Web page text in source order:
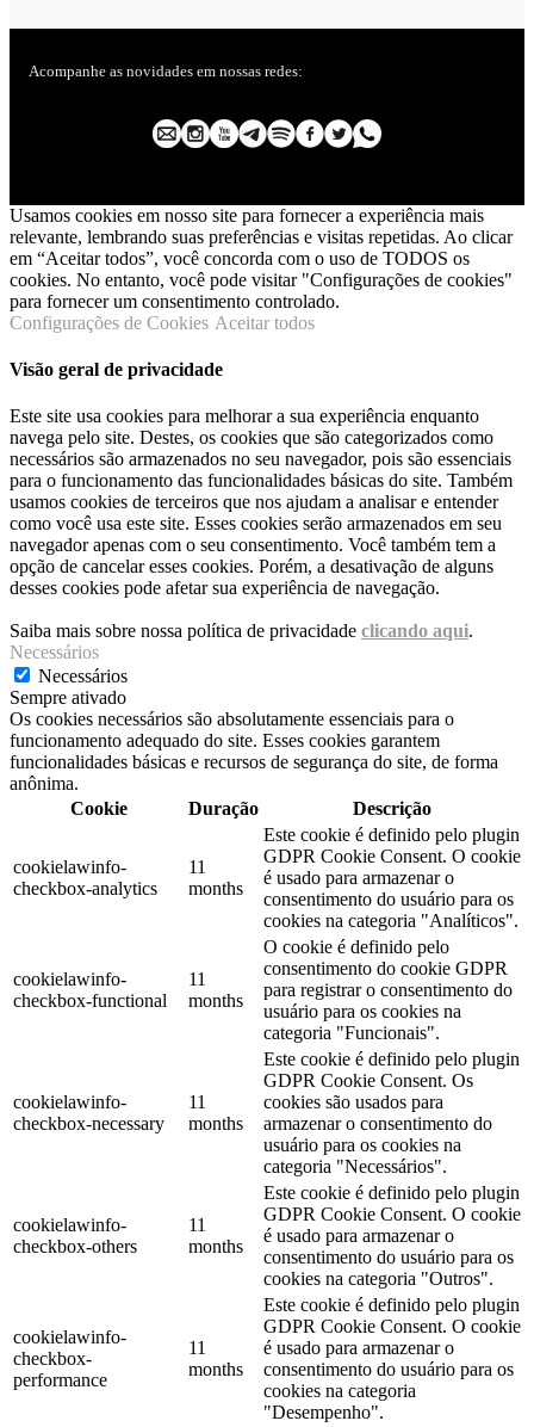
Acompanhe as novidades em nossas redes:
Usamos cookies em nosso site para fornecer a experiência mais
relevante, lembrando suas preferências e visitas repetidas. Ao clicar
em “Aceitar todos”, você concorda com o uso de TODOS os
cookies. No entanto, você pode visitar "Configurações de cookies"
para fornecer um consentimento controlado.
Configurações de Cookies Aceitar todos
Visão geral de privacidade
Este site usa cookies para melhorar a sua experiência enquanto
navega pelo site. Destes, os cookies que são categorizados como
necessários são armazenados no seu navegador, pois são essenciais
para o funcionamento das funcionalidades básicas do site. Também
usamos cookies de terceiros que nos ajudam a analisar e entender
como você usa este site. Esses cookies serão armazenados em seu
navegador apenas com o seu consentimento. Você também tem a
opção de cancelar esses cookies. Porém, a desativação de alguns
desses cookies pode afetar sua experiência de navegação.
Saiba mais sobre nossa política de privacidade clicando aqui.
Necessários
Necessários
Sempre ativado
Os cookies necessários são absolutamente essenciais para o
funcionamento adequado do site. Esses cookies garantem
funcionalidades básicas e recursos de segurança do site, de forma
anônima.
Cookie
Duração Descrição
cookielawinfo-
checkbox-analytics
11
months
Este cookie é definido pelo plugin
GDPR Cookie Consent. O cookie
é usado para armazenar o
consentimento do usuário para os
cookies na categoria "Analíticos".
cookielawinfo-
checkbox-functional
11
months
O cookie é definido pelo
consentimento do cookie GDPR
para registrar o consentimento do
usuário para os cookies na
categoria "Funcionais".
cookielawinfo-
checkbox-necessary
11
months
Este cookie é definido pelo plugin
GDPR Cookie Consent. Os
cookies são usados ​​para
armazenar o consentimento do
usuário para os cookies na
categoria "Necessários".
cookielawinfo-
checkbox-others
11
months
Este cookie é definido pelo plugin
GDPR Cookie Consent. O cookie
é usado para armazenar o
consentimento do usuário para os
cookies na categoria "Outros".
cookielawinfo-
checkbox-
performance
11
months
Este cookie é definido pelo plugin
GDPR Cookie Consent. O cookie
é usado para armazenar o
consentimento do usuário para os
cookies na categoria
"Desempenho".